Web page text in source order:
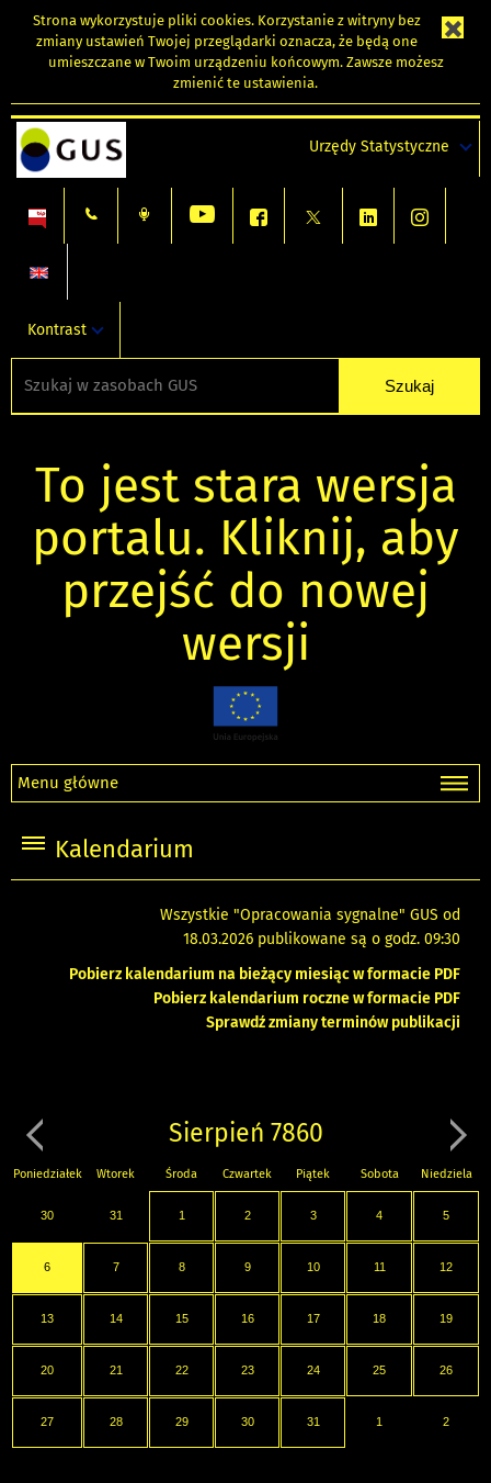
Strona wykorzystuje pliki cookies. Korzystanie z witryny bez
zmiany ustawień Twojej przeglądarki oznacza, że będą one
umieszczane w Twoim urządzeniu końcowym. Zawsze możesz
zmienić te ustawienia.
Urzędy Statystyczne
Kontrast
To jest stara wersja
portalu. Kliknij, aby
przejść do nowej
wersji
Menu główne
Kalendarium
Wszystkie "Opracowania sygnalne" GUS od
18.03.2026 publikowane są o godz. 09:30
Pobierz kalendarium na bieżący miesiąc w formacie PDF
Pobierz kalendarium roczne w formacie PDF
Sprawdź zmiany terminów publikacji
Sierpień 7860
Poniedziałek Wtorek Środa Czwartek Piątek Sobota Niedziela
30 31 1 2 3 4 5
6 7 8 9 10 11 12
13 14 15 16 17 18 19
20 21 22 23 24 25 26
27 28 29 30 31 1 2